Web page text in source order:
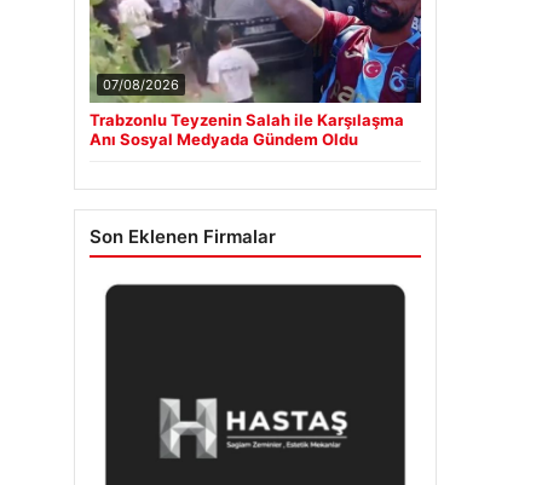
07/08/2026
Trabzonlu Teyzenin Salah ile Karşılaşma
Anı Sosyal Medyada Gündem Oldu
Son Eklenen Firmalar